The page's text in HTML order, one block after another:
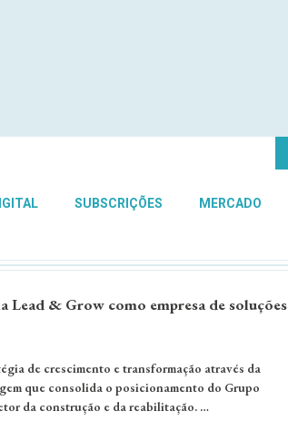
SUBSCRIÇÕES MERCADO
Lead & Grow como empresa de soluções
de crescimento e transformação através da
que consolida o posicionamento do Grupo
da construção e da reabilitação. …